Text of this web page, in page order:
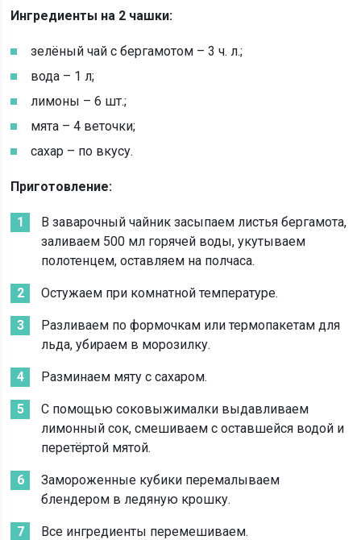
Ингредиенты на 2 чашки:
зелёный чай с бергамотом – 3 ч. л.;
вода – 1 л;
лимоны – 6 шт.;
мята – 4 веточки;
сахар – по вкусу.
Приготовление:
В заварочный чайник засыпаем листья бергамота,
заливаем 500 мл горячей воды, укутываем
полотенцем, оставляем на полчаса.
Остужаем при комнатной температуре.
Разливаем по формочкам или термопакетам для
льда, убираем в морозилку.
Разминаем мяту с сахаром.
С помощью соковыжималки выдавливаем
лимонный сок, смешиваем с оставшейся водой и
перетёртой мятой.
Замороженные кубики перемалываем
блендером в ледяную крошку.
Все ингредиенты перемешиваем.